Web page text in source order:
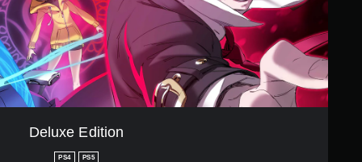
Deluxe Edition
PS4 PS5